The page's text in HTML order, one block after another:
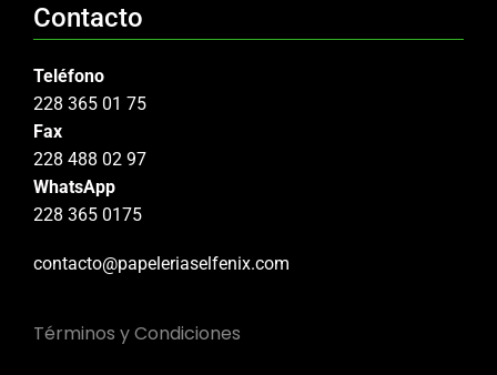
Contacto
Teléfono
228 365 01 75
Fax
228 488 02 97
WhatsApp
228 365 0175
contacto@papeleriaselfenix.com
Términos y Condiciones